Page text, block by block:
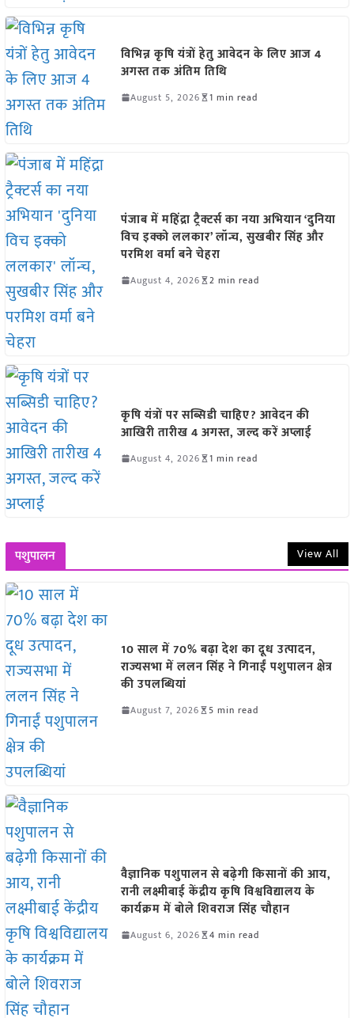
विभिन्न कृषि यंत्रों हेतु आवेदन के लिए आज 4
अगस्त तक अंतिम तिथि
August 5, 2026 1 min read
पंजाब में महिंद्रा ट्रैक्टर्स का नया अभियान ‘दुनिया
विच इक्को ललकार’ लॉन्च, सुखबीर सिंह और
परमिश वर्मा बने चेहरा
August 4, 2026 2 min read
कृषि यंत्रों पर सब्सिडी चाहिए? आवेदन की
आखिरी तारीख 4 अगस्त, जल्द करें अप्लाई
August 4, 2026 1 min read
पशुपालन View All
10 साल में 70% बढ़ा देश का दूध उत्पादन,
राज्यसभा में ललन सिंह ने गिनाईं पशुपालन क्षेत्र
की उपलब्धियां
August 7, 2026 5 min read
वैज्ञानिक पशुपालन से बढ़ेगी किसानों की आय,
रानी लक्ष्मीबाई केंद्रीय कृषि विश्वविद्यालय के
कार्यक्रम में बोले शिवराज सिंह चौहान
August 6, 2026 4 min read